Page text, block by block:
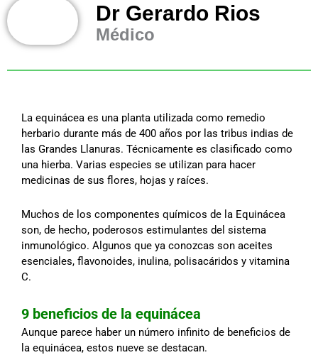
Dr Gerardo Rios
Médico
La equinácea es una planta utilizada como remedio
herbario durante más de 400 años por las tribus indias de
las Grandes Llanuras. Técnicamente es clasificado como
una hierba. Varias especies se utilizan para hacer
medicinas de sus flores, hojas y raíces.
Muchos de los componentes químicos de la Equinácea
son, de hecho, poderosos estimulantes del sistema
inmunológico. Algunos que ya conozcas son aceites
esenciales, flavonoides, inulina, polisacáridos y vitamina
C.
9 beneficios de la equinácea
Aunque parece haber un número infinito de beneficios de
la equinácea, estos nueve se destacan.